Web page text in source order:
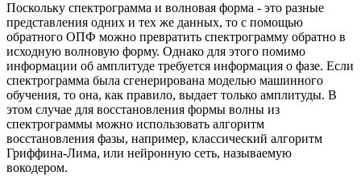
Поскольку спектрограмма и волновая форма - это разные
представления одних и тех же данных, то с помощью
обратного ОПФ можно превратить спектрограмму обратно в
исходную волновую форму. Однако для этого помимо
информации об амплитуде требуется информация о фазе. Если
спектрограмма была сгенерирована моделью машинного
обучения, то она, как правило, выдает только амплитуды. В
этом случае для восстановления формы волны из
спектрограммы можно использовать алгоритм
восстановления фазы, например, классический алгоритм
Гриффина-Лима, или нейронную сеть, называемую
вокодером.